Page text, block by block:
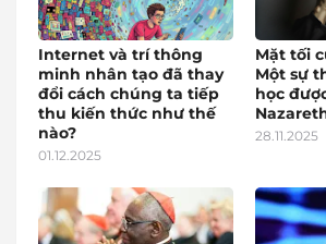
Internet và trí thông
minh nhân tạo đã thay
đổi cách chúng ta tiếp
thu kiến thức như thế
nào?
01.12.2025
Mặt tối
Một sự
học
28.11.2025